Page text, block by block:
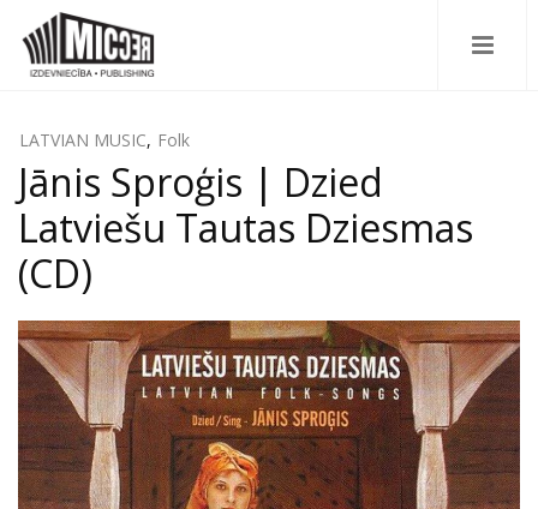
LATVIAN MUSIC, Folk
Jānis Sproģis | Dzied
Latviešu Tautas Dziesmas
(CD)